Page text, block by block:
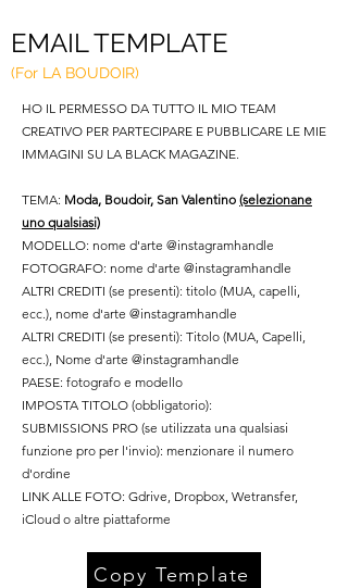
EMAIL TEMPLATE
(For LA BOUDOIR)
HO IL PERMESSO DA TUTTO IL MIO TEAM
CREATIVO PER PARTECIPARE E PUBBLICARE LE MIE
IMMAGINI SU LA BLACK MAGAZINE.
TEMA: Moda, Boudoir, San Valentino (selezionane
uno qualsiasi)
MODELLO: nome d'arte @instagramhandle
FOTOGRAFO: nome d'arte @instagramhandle
ALTRI CREDITI (se presenti): titolo (MUA, capelli,
ecc.), nome d'arte @instagramhandle
ALTRI CREDITI (se presenti): Titolo (MUA, Capelli,
ecc.), Nome d'arte @instagramhandle
PAESE: fotografo e modello
IMPOSTA TITOLO (obbligatorio):
SUBMISSIONS PRO (se utilizzata una qualsiasi
funzione pro per l'invio): menzionare il numero
d'ordine
LINK ALLE FOTO: Gdrive, Dropbox, Wetransfer,
iCloud o altre piattaforme
Copy Template